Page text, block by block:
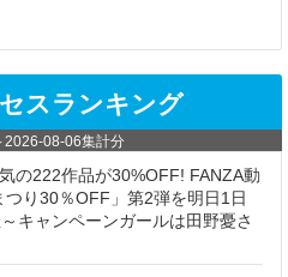
スランキング
2026-08-06集計分
の222作品が30%OFF! FANZA動
り30％OFF」第2弾を明日1日
キャンペーンガールは田野憂さ